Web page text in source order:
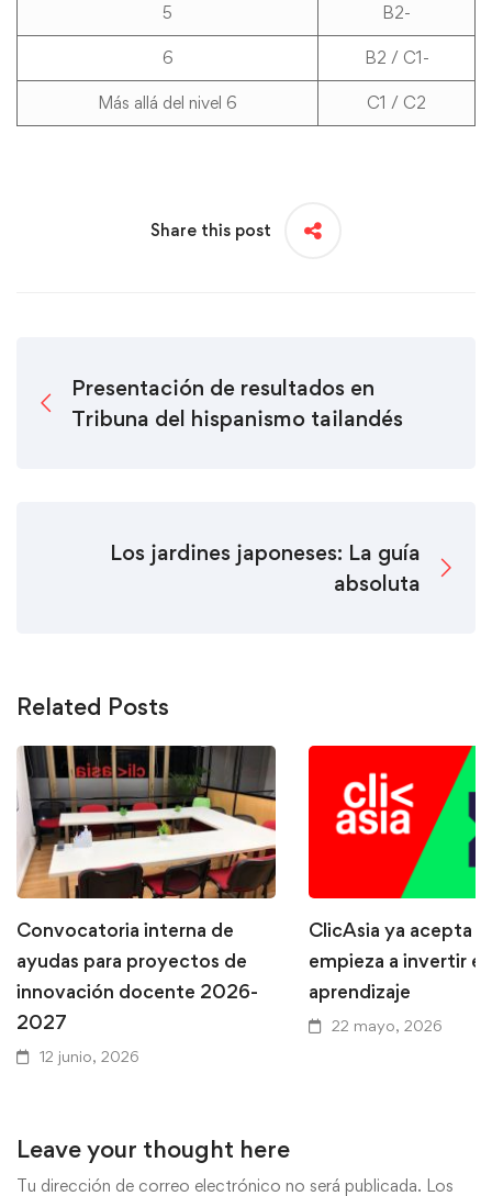
5 B2-
6 B2 / C1-
Más allá del nivel 6 C1 / C2
Share this post
Presentación de resultados en
Tribuna del hispanismo tailandés
Los jardines japoneses: La guía
absoluta
Related Posts
Convocatoria interna de
ayudas para proyectos de
innovación docente 2026-
2027
12 junio, 2026
ClicAsia ya acepta
empieza a invertir
aprendizaje
22 mayo, 2026
Leave your thought here
Tu dirección de correo electrónico no será publicada. Los